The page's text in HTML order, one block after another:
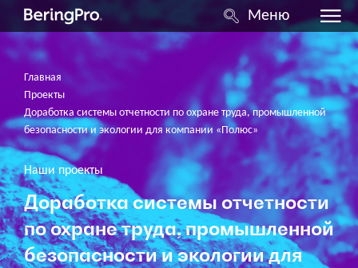
Меню
Главная
Проекты
Доработка системы отчетности по охране труда, промышленной
безопасности и экологии для компании «Полюс»
Наши проекты
Доработка системы отчетности
по охране труда, промышленной
безопасности и экологии для